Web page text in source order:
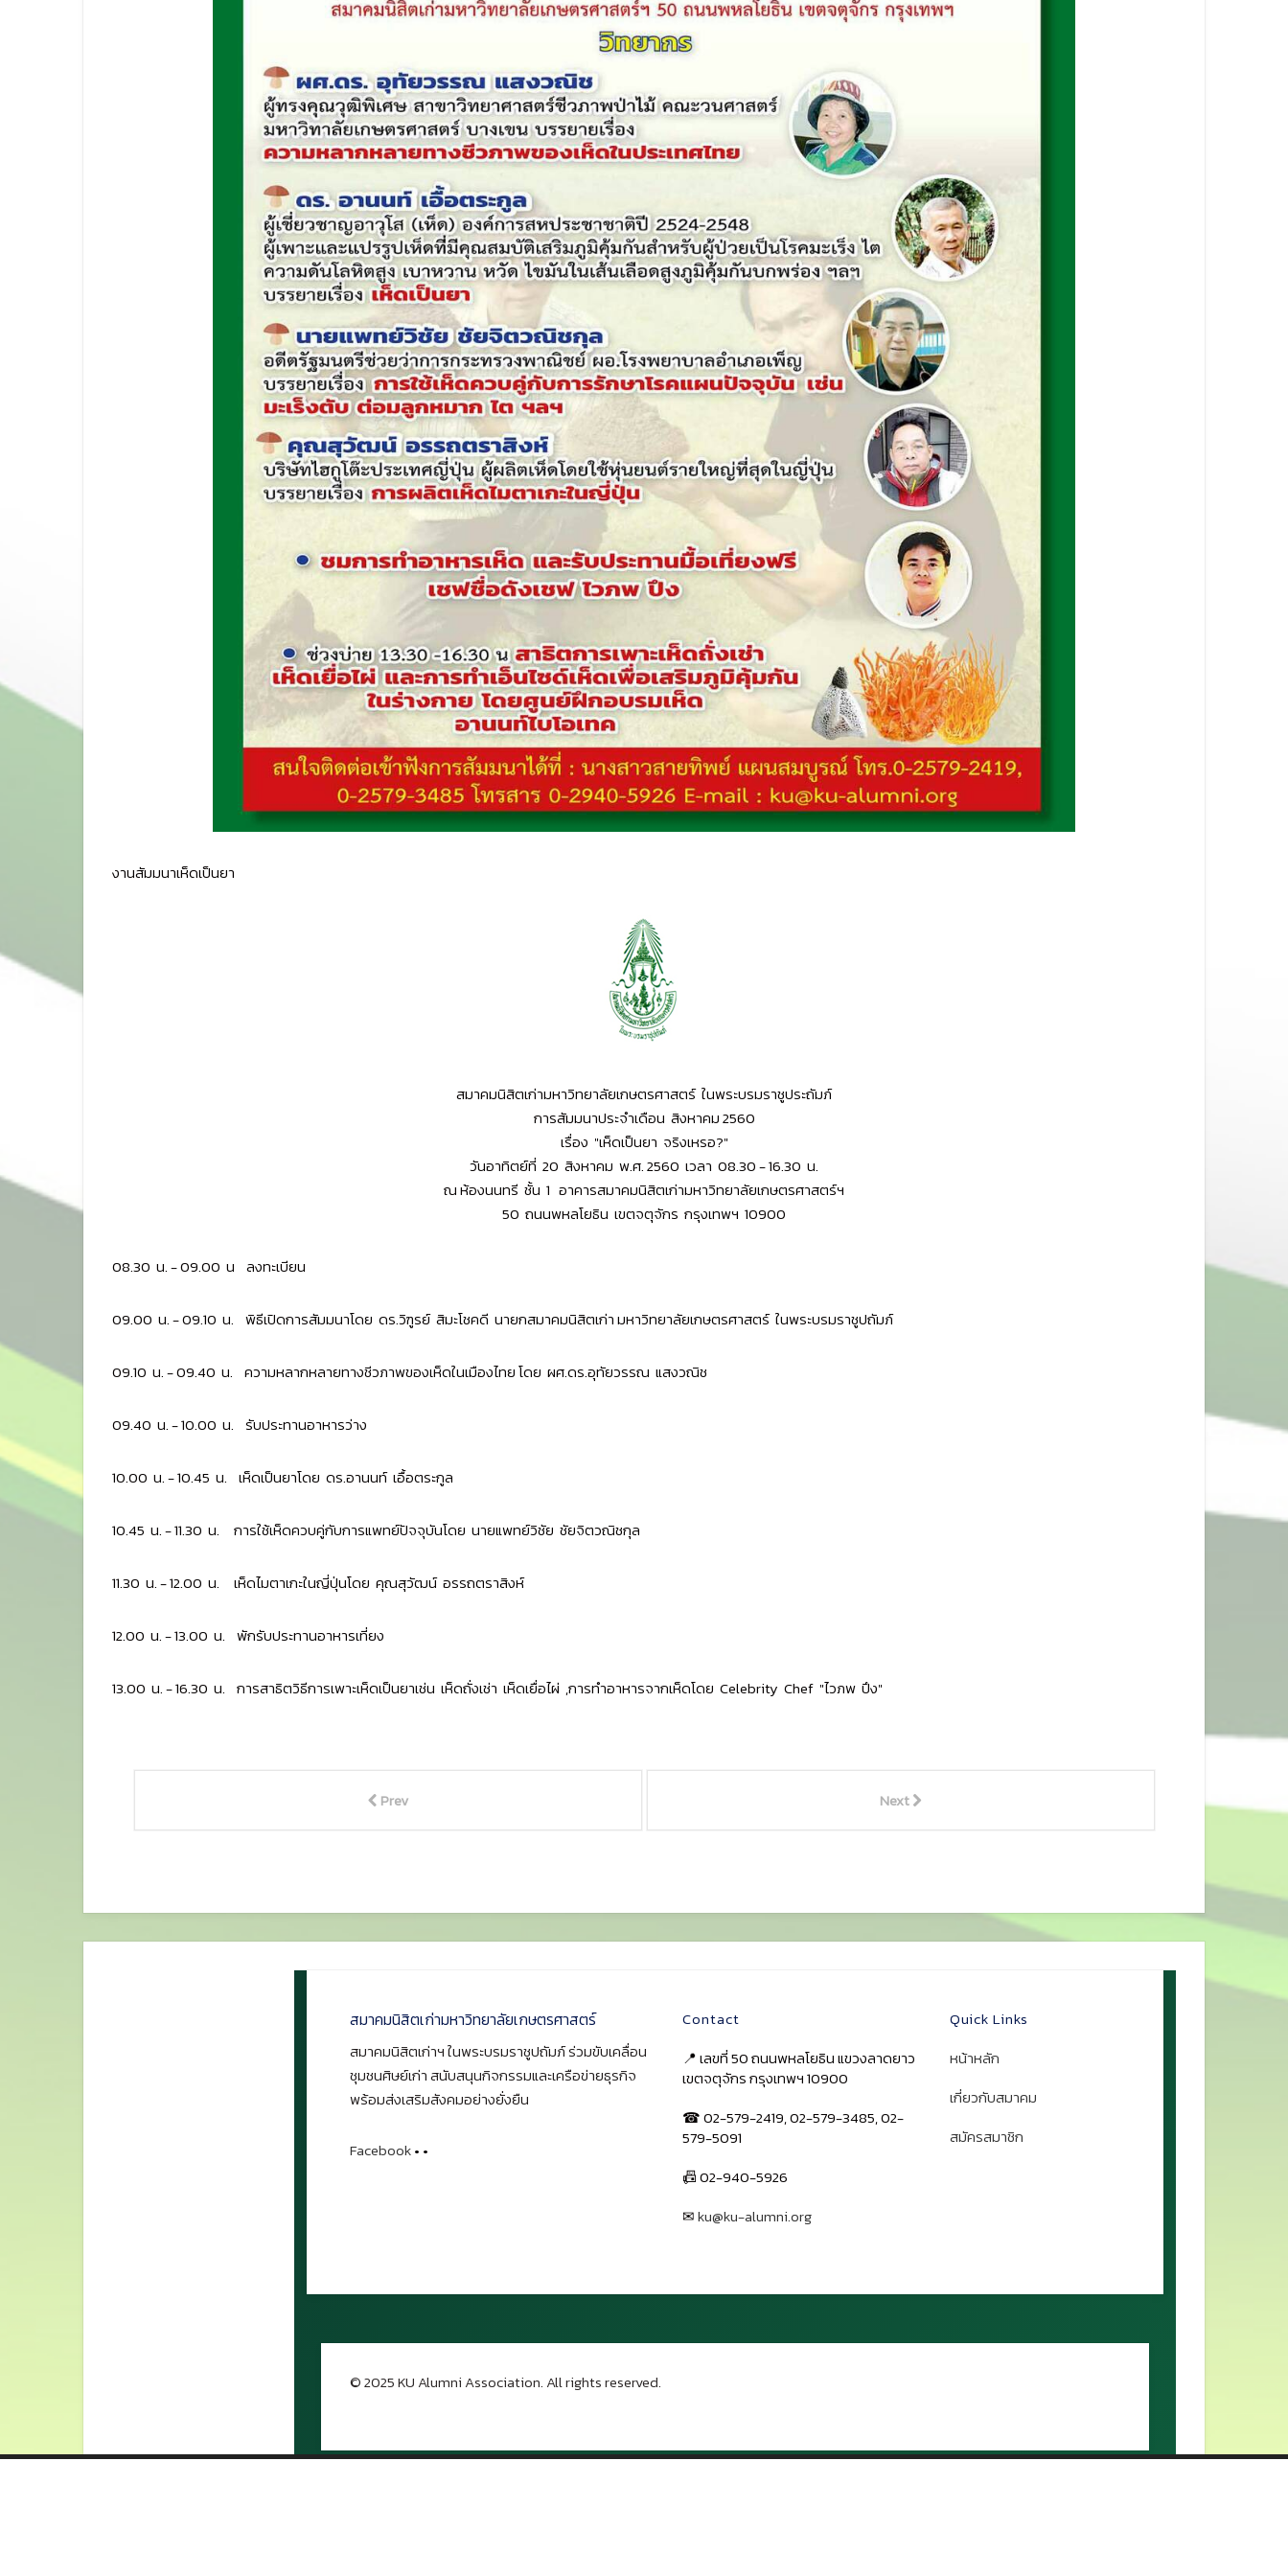
งานสัมมนาเห็ดเป็นยา
สมาคมนิสิตเก่ามหาวิทยาลัยเกษตรศาสตร์ ในพระบรมราชูประถัมภ์
การสัมมนาประจำเดือน สิงหาคม 2560
เรื่อง "เห็ดเป็นยา จริงเหรอ?"
วันอาทิตย์ที่ 20 สิงหาคม พ.ศ. 2560 เวลา 08.30 - 16.30 น.
ณ ห้องนนทรี ชั้น 1 อาคารสมาคมนิสิตเก่ามหาวิทยาลัยเกษตรศาสตร์ฯ
50 ถนนพหลโยธิน เขตจตุจักร กรุงเทพฯ 10900
08.30 น. - 09.00 น ลงทะเบียน
09.00 น. - 09.10 น. พิธีเปิดการสัมมนาโดย ดร.วิฑูรย์ สิมะโชคดี นายกสมาคมนิสิตเก่า มหาวิทยาลัยเกษตรศาสตร์ ในพระบรมราชูปถัมภ์
09.10 น. - 09.40 น. ความหลากหลายทางชีวภาพของเห็ดในเมืองไทย โดย ผศ.ดร.อุทัยวรรณ แสงวณิช
09.40 น. - 10.00 น. รับประทานอาหารว่าง
10.00 น. - 10.45 น. เห็ดเป็นยาโดย ดร.อานนท์ เอื้อตระกูล
10.45 น. - 11.30 น. การใช้เห็ดควบคู่กับการแพทย์ปัจจุบันโดย นายแพทย์วิชัย ชัยจิตวณิชกุล
11.30 น. - 12.00 น. เห็ดไมตาเกะในญี่ปุ่นโดย คุณสุวัฒน์ อรรถตราสิงห์
12.00 น. - 13.00 น. พักรับประทานอาหารเที่ยง
13.00 น. - 16.30 น. การสาธิตวิธีการเพาะเห็ดเป็นยาเช่น เห็ดถั่งเช่า เห็ดเยื่อไผ่ ,การทำอาหารจากเห็ดโดย Celebrity Chef "ไวภพ ปึง"
Prev Next
สมาคมนิสิตเก่ามหาวิทยาลัยเกษตรศาสตร์
สมาคมนิสิตเก่าฯ ในพระบรมราชูปถัมภ์ ร่วมขับเคลื่อน
ชุมชนศิษย์เก่า สนับสนุนกิจกรรมและเครือข่ายธุรกิจ
พร้อมส่งเสริมสังคมอย่างยั่งยืน
Facebook• •
Contact
📍 เลขที่ 50 ถนนพหลโยธิน แขวงลาดยาว
เขตจตุจักร กรุงเทพฯ 10900
☎ 02-579-2419, 02-579-3485, 02-
579-5091
📠 02-940-5926
✉ku@ku-alumni.org
Quick Links
หน้าหลัก
เกี่ยวกับสมาคม
สมัครสมาชิก
© 2025 KU Alumni Association. All rights reserved.